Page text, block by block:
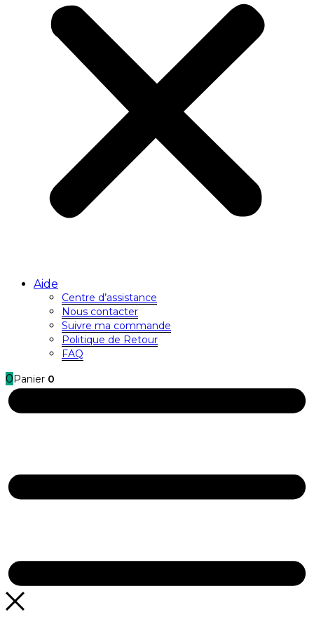
Aide
Centre d’assistance
Nous contacter
Suivre ma commande
Politique de Retour
FAQ
0 Panier 0